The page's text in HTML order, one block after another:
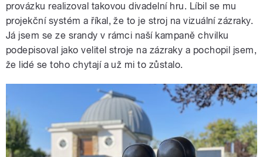
provázku realizoval takovou divadelní hru. Líbil se mu
projekční systém a říkal, že to je stroj na vizuální zázraky.
Já jsem se ze srandy v rámci naší kampaně chvilku
podepisoval jako velitel stroje na zázraky a pochopil jsem,
že lidé se toho chytají a už mi to zůstalo.